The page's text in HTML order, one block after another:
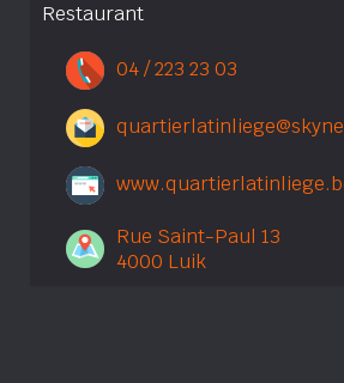
Restaurant
04 / 223 23 03
Rue Saint-Paul 13
4000 Luik